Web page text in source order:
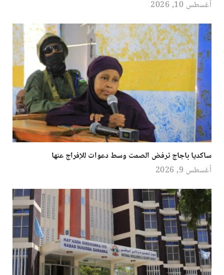
أغسطس 10, 2026
ساكديا باجاج ترفض الصمت وسط دعوات للإفراج عنها
أغسطس 9, 2026